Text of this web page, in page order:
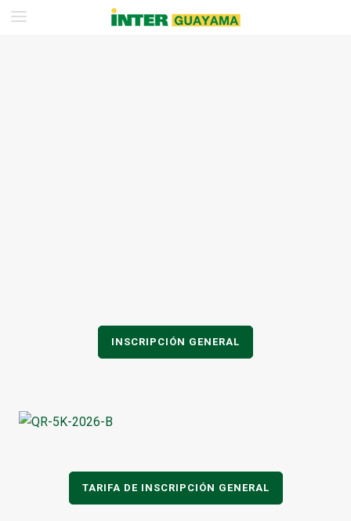
INSCRIPCIÓN GENERAL
TARIFA DE INSCRIPCIÓN GENERAL